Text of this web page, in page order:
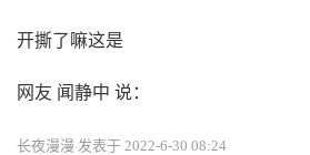
开撕了嘛这是
网友 闻静中 说：
长夜漫漫 发表于 2022-6-30 08:24